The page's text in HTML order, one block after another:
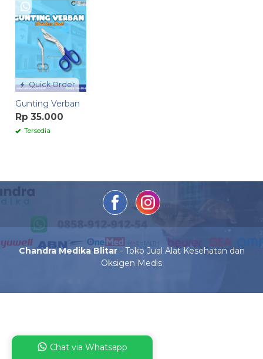
Quick Order
Gunting Verban
Rp 35.000
Tersedia
Chandra Medika Blitar- Toko Jual Alat Kesehatan dan
Oksigen Medis
Chat via Whatsapp